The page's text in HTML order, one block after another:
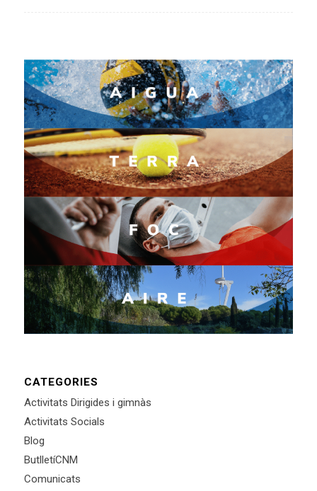
CATEGORIES
Activitats Dirigides i gimnàs
Activitats Socials
Blog
ButlletíCNM
Comunicats